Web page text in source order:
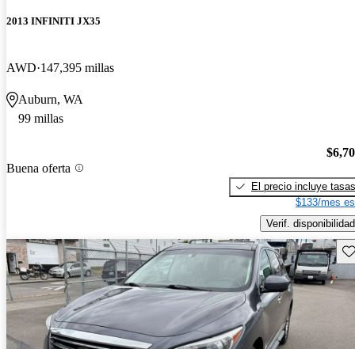
2013 INFINITI JX35
AWD 147,395 millas
Auburn, WA
99 millas
Buena oferta
El precio incluye tasas
$133/mes
Verif. disponibilidad